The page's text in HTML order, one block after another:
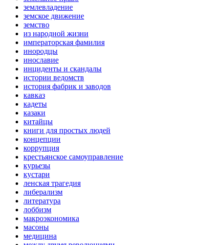
землевладение
земское движение
земство
из народной жизни
императорская фамилия
инородцы
инославие
инциденты и скандалы
истории ведомств
история фабрик и заводов
кавказ
кадеты
казаки
китайцы
книги для простых людей
концепции
коррупция
крестьянское самоуправление
курьезы
кустари
ленская трагедия
либерализм
литература
лоббизм
макроэкономика
масоны
медицина